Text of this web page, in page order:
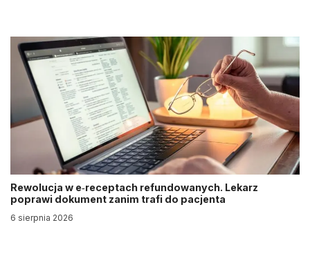
Rewolucja w e‑receptach refundowanych. Lekarz
poprawi dokument zanim trafi do pacjenta
6 sierpnia 2026